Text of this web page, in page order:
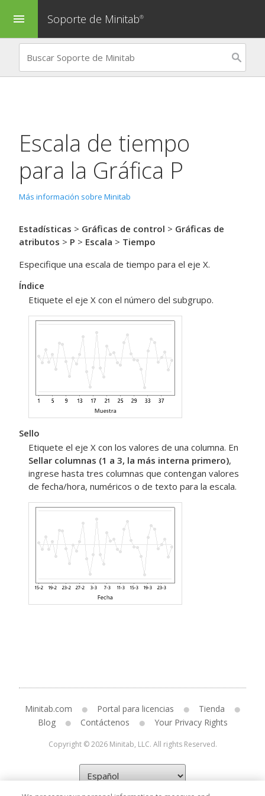
menu Soporte de Minitab®
Escala de tiempo
para la Gráfica P
Más información sobre Minitab
Estadísticas > Gráficas de control > Gráficas de
atributos > P > Escala > Tiempo
Especifique una escala de tiempo para el eje X.
Índice
Etiquete el eje X con el número del subgrupo.
Sello
Etiquete el eje X con los valores de una columna. En
Sellar columnas (1 a 3, la más interna primero),
ingrese hasta tres columnas que contengan valores
de fecha/hora, numéricos o de texto para la escala.
Minitab.com Portal para licencias
Tienda
Blog
Contáctenos Your Privacy Rights
Copyright © 2026 Minitab, LLC. All rights Reserved.